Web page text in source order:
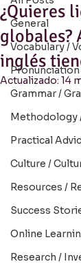
General
Vocabulary /
Grammar /
Methodology
Practical
Culture /
Resources /
Success
Online
Research /
¿Quieres
globales?
inglés
Actualizado: 14